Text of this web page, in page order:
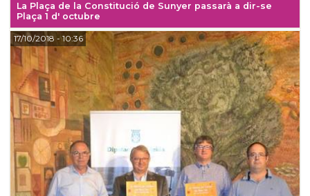
La Plaça de la Constitució de Sunyer passarà a dir-se
Plaça 1 d' octubre
17/10/2018 - 10:36